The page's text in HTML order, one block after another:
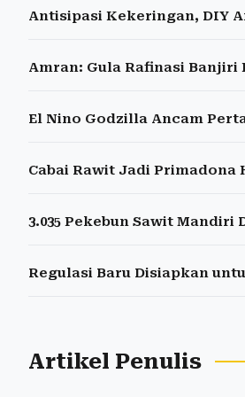
Antisipasi Kekeringan, DIY
Amran: Gula Rafinasi Banjiri
El Nino Godzilla Ancam
Cabai Rawit Jadi Primadona
3.035 Pekebun Sawit
Regulasi Baru Disiapkan
Artikel Penulis